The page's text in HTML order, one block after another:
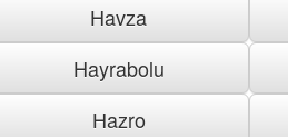
Havza
Hayrabolu
Hazro